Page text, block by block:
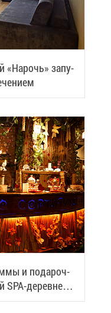
«На­рочь» за­пу­
и по­да­роч­
SPA-де­ревне